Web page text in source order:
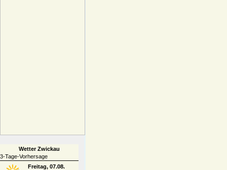
Wetter Zwickau
3-Tage-Vorhersage
Freitag, 07.08.